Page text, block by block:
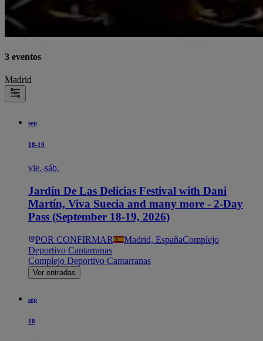
3 eventos
Madrid
sep
18-19
vie.-sáb.
Jardín De Las Delicias Festival with Dani
Martín, Viva Suecia and many more - 2-Day
Pass (September 18-19, 2026)
POR CONFIRMAR Madrid, EspañaComplejo
Deportivo Cantarranas
Complejo Deportivo Cantarranas
Ver entradas
sep
18